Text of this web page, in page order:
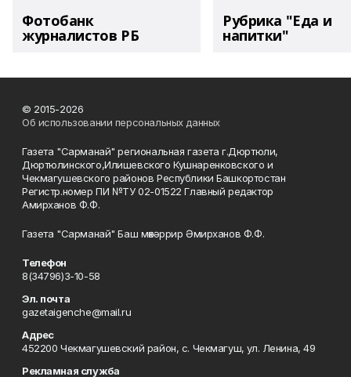
Фотобанк
журналистов РБ
Рубрика "Еда и
напитки"
© 2015-2026
Об использовании персональных данных
Газета "Сарманай" региональная газета г.Дюртюли,
Дюртюлинского,Илишевского Кушнаренковского и
Чекмагушевского районов Республики Башкортостан
Регистр.номер ПИ №ТУ 02-01522 Главный редактор
Амирханов Ф.Ф.
Газета "Сарманай" Баш мөхәррир Әмирханов Ф.Ф.
Телефон
8(34796)3-10-58
Эл. почта
gazetaigenche@mail.ru
Адрес
452200 Чекмагушевский район, с. Чекмагуш, ул. Ленина, 49
Рекламная служба